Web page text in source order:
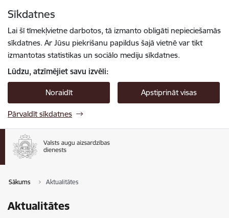
Sīkdatnes
Lai šī tīmekļvietne darbotos, tā izmanto obligāti nepieciešamās
sīkdatnes. Ar Jūsu piekrišanu papildus šajā vietnē var tikt
izmantotas statistikas un sociālo mediju sīkdatnes.
Lūdzu, atzīmējiet savu izvēli:
Noraidīt Apstiprināt visas
Pārvaldīt sīkdatnes
Sākums Aktualitātes
Aktualitātes